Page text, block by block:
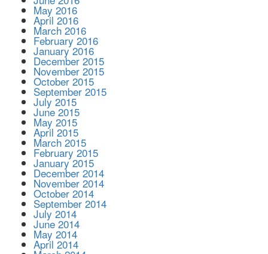
May 2016
April 2016
March 2016
February 2016
January 2016
December 2015
November 2015
October 2015
September 2015
July 2015
June 2015
May 2015
April 2015
March 2015
February 2015
January 2015
December 2014
November 2014
October 2014
September 2014
July 2014
June 2014
May 2014
April 2014